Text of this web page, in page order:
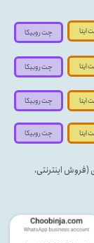
(فروش اینترنتی،
ایتا
ایتا
ایتا
ایتا
چت روبیکا
چت روبیکا
چت روبیکا
چت روبیکا